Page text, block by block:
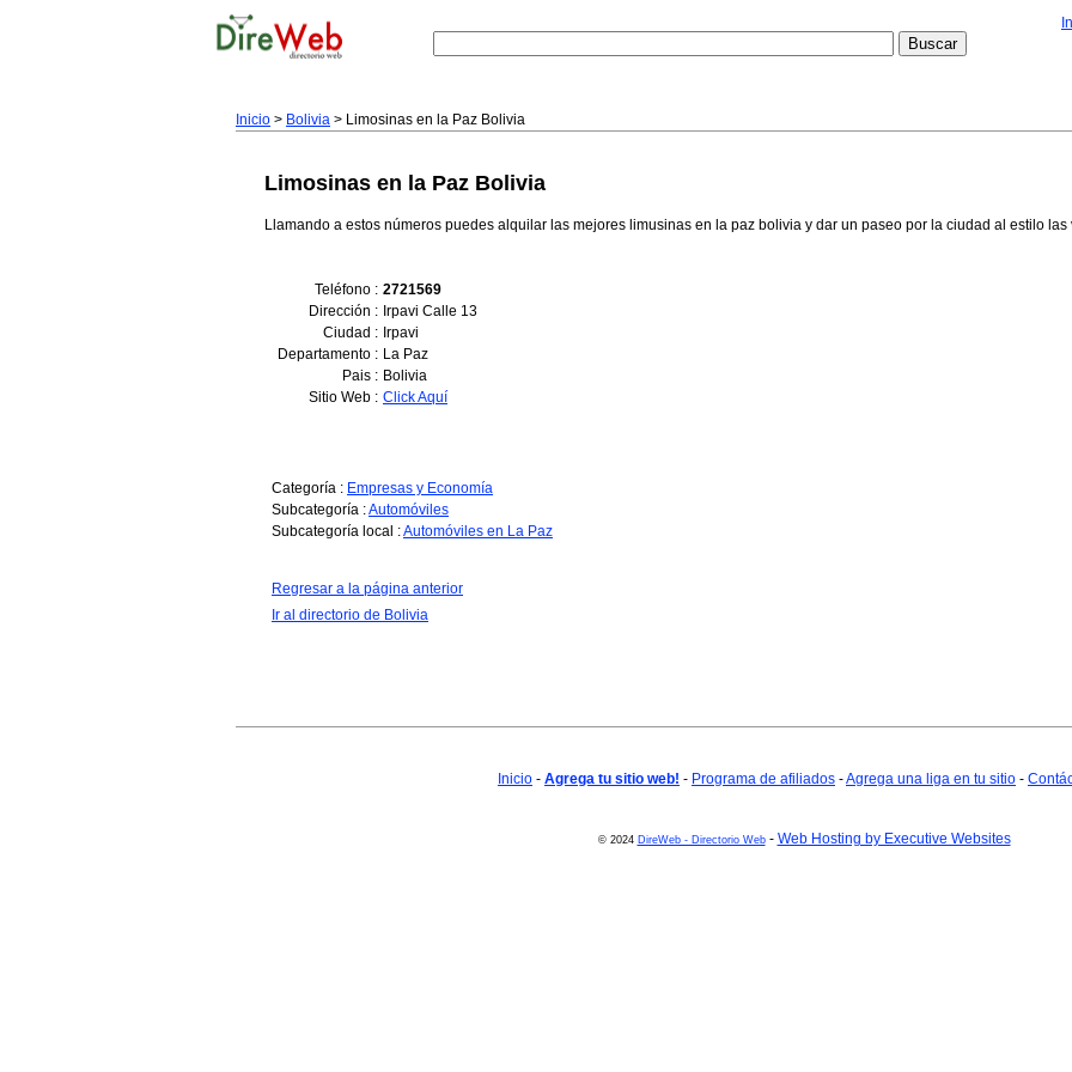
Inicio > Bolivia > Limosinas en la Paz Bolivia
Limosinas en la Paz Bolivia
Llamando a estos números puedes alquilar las mejores limusinas en la paz bolivia y dar un paseo por la ciudad al estilo las
Teléfono : 2721569
Dirección : Irpavi Calle 13
Ciudad : Irpavi
Departamento : La Paz
Pais : Bolivia
Sitio Web : Click Aquí
Categoría : Empresas y Economía
Subcategoría :Automóviles
Subcategoría local :Automóviles en La Paz
Regresar a la página anterior
Ir al directorio de Bolivia
Inicio - Agrega tu sitio web! - Programa de afiliados -Agrega una liga en tu sitio -
© 2024 DireWeb - Directorio Web- Web Hosting by Executive Websites